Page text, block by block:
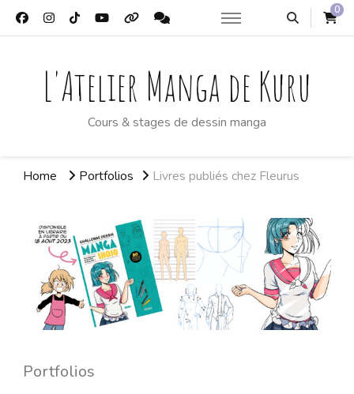
0
L'Atelier Manga de Kuru
Cours & stages de dessin manga
Home Portfolios Livres publiés chez Fleurus
Portfolios